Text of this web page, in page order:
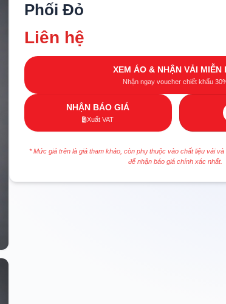
Phối Đỏ
Liên hệ
XEM ÁO & NHẬN VẢI MIỄN
Nhận ngay voucher chiết khấu
NHẬN BÁO GIÁ
Xuất VAT
* Mức giá trên là giá tham khảo, còn phụ thuộc vào chất liệu vải
để nhận báo giá chính xác nhất.